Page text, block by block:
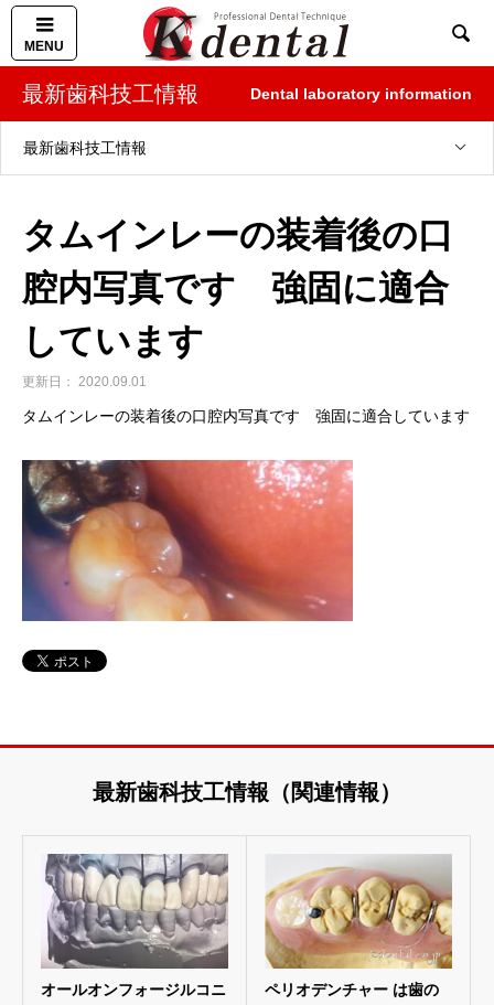

最新歯科技工情報 Dental laboratory information
最新歯科技工情報
タムインレーの装着後の口
腔内写真です 強固に適合
しています
2020.09.01
タムインレーの装着後の口腔内写真です 強固に適合しています
最新歯科技工情報（関連情報）
オールオンフォージルコニ
ペリオデンチャー は歯の